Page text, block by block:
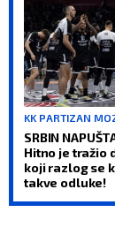
SRBIN
Hitno je tražio
koji razlog se
takve odluke!